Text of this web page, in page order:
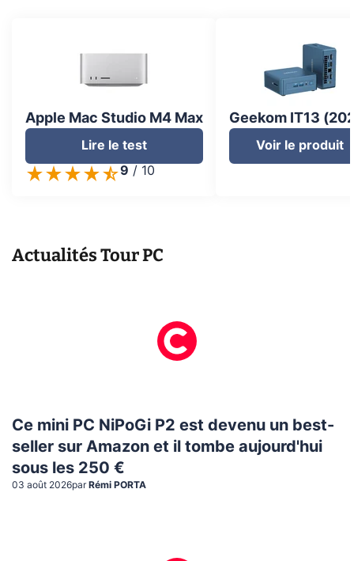
Apple Mac Studio M4 Max
Lire le test
9 / 10
Geekom IT13
Voir le produit
ActualitésTour PC
Ce mini PC NiPoGi P2 est devenu un best-
seller sur Amazon et il tombe aujourd'hui
sous les 250 €
03 août 2026par Rémi PORTA